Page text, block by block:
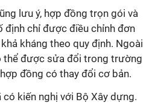
lưu ý, hợp đồng trọn gói và
định chỉ được điều chỉnh đơn
kháng theo quy định. Ngoài
thể được sửa đổi trong trường
đồng có thay đổi cơ bản.
có kiến nghị với Bộ Xây dựng.